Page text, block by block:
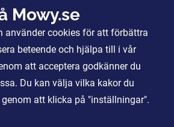
Medier
Mowy.se
använder cookies för att förbättra
beteende och hjälpa till i vår
att acceptera godkänner du
Du kan välja vilka kakor du
att klicka på "inställningar".